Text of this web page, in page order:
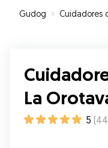
Gudog » Cuidadores
La
5 (44